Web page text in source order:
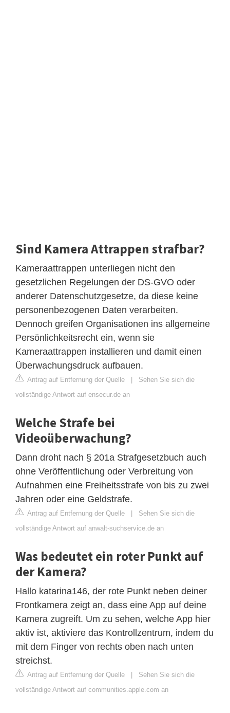
Sind Kamera Attrappen strafbar?
Kameraattrappen unterliegen nicht den
gesetzlichen Regelungen der DS-GVO oder
anderer Datenschutzgesetze, da diese keine
personenbezogenen Daten verarbeiten.
Dennoch greifen Organisationen ins allgemeine
Persönlichkeitsrecht ein, wenn sie
Kameraattrappen installieren und damit einen
Überwachungsdruck aufbauen.
Antrag auf Entfernung der Quelle | Sehen Sie sich die
vollständige Antwort auf ensecur.de an
Welche Strafe bei
Videoüberwachung?
Dann droht nach § 201a Strafgesetzbuch auch
ohne Veröffentlichung oder Verbreitung von
Aufnahmen eine Freiheitsstrafe von bis zu zwei
Jahren oder eine Geldstrafe.
Antrag auf Entfernung der Quelle | Sehen Sie sich die
vollständige Antwort auf anwalt-suchservice.de an
Was bedeutet ein roter Punkt auf
der Kamera?
Hallo katarina146, der rote Punkt neben deiner
Frontkamera zeigt an, dass eine App auf deine
Kamera zugreift. Um zu sehen, welche App hier
aktiv ist, aktiviere das Kontrollzentrum, indem du
mit dem Finger von rechts oben nach unten
streichst.
Antrag auf Entfernung der Quelle | Sehen Sie sich die
vollständige Antwort auf communities.apple.com an